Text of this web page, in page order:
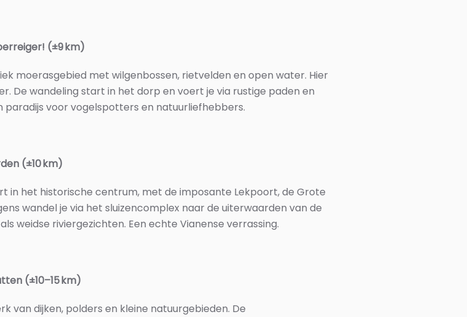
(±9 km)
moerasgebied met wilgenbossen, rietvelden en open water. Hier
De wandeling start in het dorp en voert je via rustige paden en
voor vogelspotters en natuurliefhebbers.
(±10 km)
in het historische centrum, met de imposante Lekpoort, de Grote
wandel je via het sluizencomplex naar de uiterwaarden van de
weidse riviergezichten. Een echte Vianense verrassing.
(±10–15 km)
van dijken, polders en kleine natuurgebieden. De